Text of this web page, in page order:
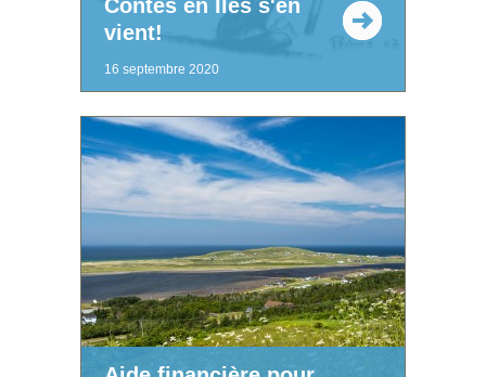
Contes en Îles s'en
vient!
16 septembre 2020